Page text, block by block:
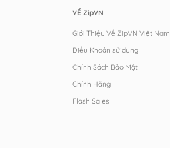
VỀ ZipVN
Giới Thiệu Về ZipVN Việt Nam
Điều Khoản sử dụng
Chính Sách Bảo Mật
Chính Hãng
Flash Sales